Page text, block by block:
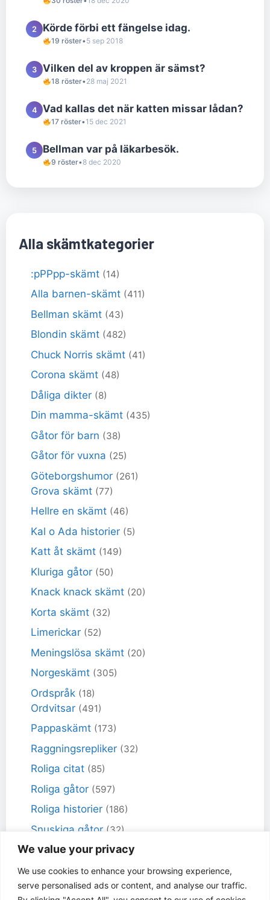
We value your privacy
We use cookies to enhance your browsing experience,
serve personalised ads or content, and analyse our traffic.
2 Körde förbi ett fängelse idag.
19 röster•5 sep 2018
3 Vilken del av kroppen är sämst?
18 röster•28 maj 2021
4 Vad kallas det när katten missar lådan?
17 röster•15 dec 2021
5 Bellman var på läkarbesök.
9 röster•8 dec 2020
Alla skämtkategorier
:pPPpp-skämt (14)
Alla barnen-skämt (411)
Bellman skämt (43)
Blondin skämt (482)
Chuck Norris skämt (41)
Corona skämt (48)
Dåliga dikter (8)
Din mamma-skämt (435)
Gåtor för barn (38)
Gåtor för vuxna (25)
Göteborgshumor (261)
Grova skämt (77)
Hellre en skämt (46)
Kal o Ada historier (5)
Katt åt skämt (149)
Kluriga gåtor (50)
Knack knack skämt (20)
Korta skämt (32)
Limerickar (52)
Meningslösa skämt (20)
Norgeskämt (305)
Ordspråk (18)
Ordvitsar (491)
Pappaskämt (173)
Raggningsrepliker (32)
Roliga citat (85)
Roliga gåtor (597)
Roliga historier (186)
Snuskiga gåtor (32)
Snuskiga skämt(98)
Sportskämt (18)
Torra skämt (461)